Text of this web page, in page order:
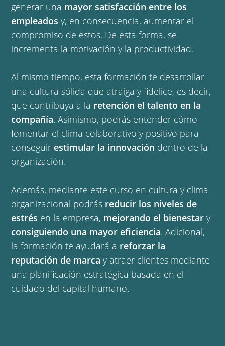
generar una mayor satisfacción entre los
empleados y, en consecuencia, aumentar el
compromiso de estos. De esta forma, se
incrementa la motivación y la productividad.
Al mismo tiempo, esta formación te desarrollar
una cultura sólida que atraiga y fidelice, es decir,
que contribuya a la retención el talento en la
compañía. Asimismo, podrás entender cómo
fomentar el clima colaborativo y positivo para
conseguir estimular la innovación dentro de la
organización.
Además, mediante este curso en cultura y clima
organizacional podrás reducir los niveles de
estrés en la empresa, mejorando el bienestar y
consiguiendo una mayor eficiencia. Adicional,
la formación te ayudará a reforzar la
reputación de marca y atraer clientes mediante
una planificación estratégica basada en el
cuidado del capital humano.